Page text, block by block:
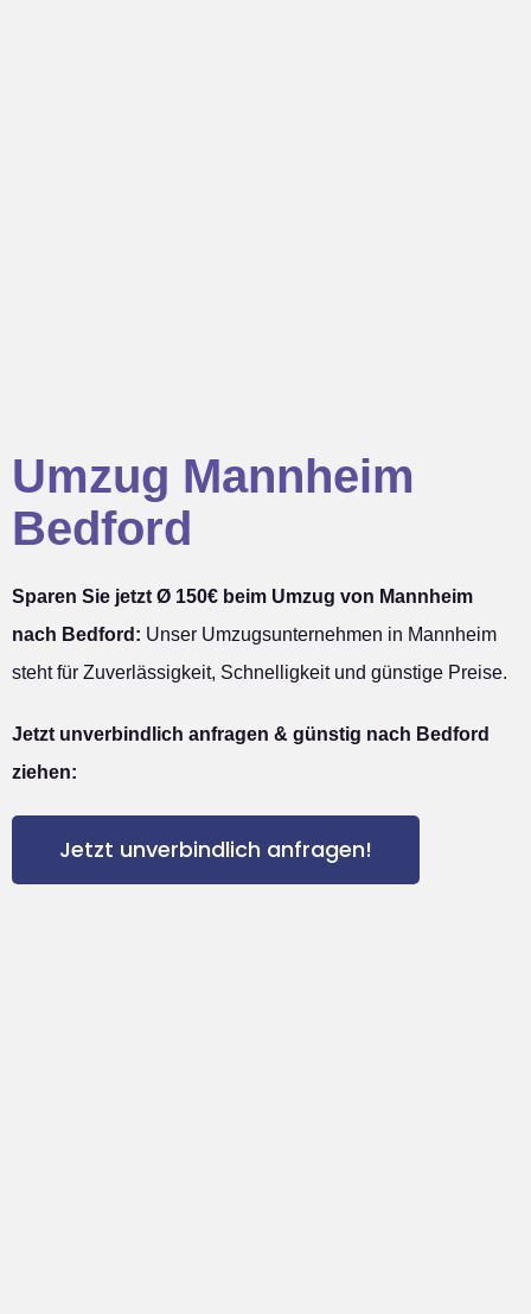
Umzug Mannheim
Bedford
Sparen Sie jetzt Ø 150€ beim Umzug von Mannheim
nach Bedford: Unser Umzugsunternehmen in Mannheim
steht für Zuverlässigkeit, Schnelligkeit und günstige Preise.
Jetzt unverbindlich anfragen & günstig nach Bedford
ziehen:
Jetzt unverbindlich anfragen!